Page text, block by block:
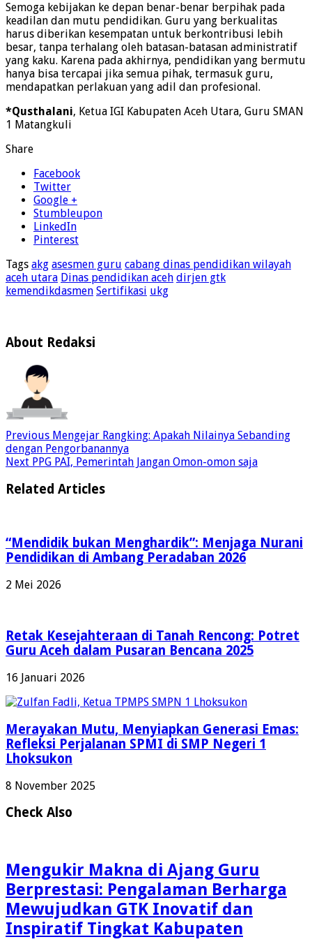
Semoga kebijakan ke depan benar-benar berpihak pada
keadilan dan mutu pendidikan. Guru yang berkualitas
harus diberikan kesempatan untuk berkontribusi lebih
besar, tanpa terhalang oleh batasan-batasan administratif
yang kaku. Karena pada akhirnya, pendidikan yang bermutu
hanya bisa tercapai jika semua pihak, termasuk guru,
mendapatkan perlakuan yang adil dan profesional.
*Qusthalani, Ketua IGI Kabupaten Aceh Utara, Guru SMAN
1 Matangkuli
Share
Facebook
Twitter
Google +
Stumbleupon
LinkedIn
Pinterest
Tags akg asesmen guru cabang dinas pendidikan wilayah
aceh utara Dinas pendidikan aceh dirjen gtk
kemendikdasmen Sertifikasi ukg
About Redaksi
Previous Mengejar Rangking: Apakah Nilainya Sebanding
dengan Pengorbanannya
Next PPG PAI, Pemerintah Jangan Omon-omon saja
Related Articles
“Mendidik bukan Menghardik”: Menjaga Nurani
Pendidikan di Ambang Peradaban 2026
2 Mei 2026
Retak Kesejahteraan di Tanah Rencong: Potret
Guru Aceh dalam Pusaran Bencana 2025
16 Januari 2026
Merayakan Mutu, Menyiapkan Generasi Emas:
Refleksi Perjalanan SPMI di SMP Negeri 1
Lhoksukon
8 November 2025
Check Also
Mengukir Makna di Ajang Guru
Berprestasi: Pengalaman Berharga
Mewujudkan GTK Inovatif dan
Inspiratif Tingkat Kabupaten